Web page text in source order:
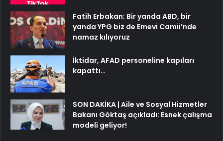
Fatih Erbakan: Bir yanda ABD, bir
yanda YPG biz de Emevi Camii’nde
namaz kılıyoruz
İktidar, AFAD personeline kapıları
kapattı…
SON DAKİKA | Aile ve Sosyal Hizmetler
Bakanı Göktaş açıkladı: Esnek çalışma
modeli geliyor!